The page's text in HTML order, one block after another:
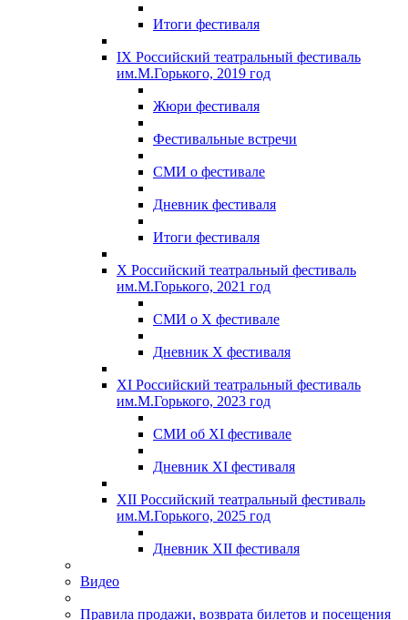
Итоги фестиваля
IX Российский театральный фестиваль
им.М.Горького, 2019 год
Жюри фестиваля
Фестивальные встречи
СМИ о фестивале
Дневник фестиваля
Итоги фестиваля
X Российский театральный фестиваль
им.М.Горького, 2021 год
СМИ о X фестивале
Дневник X фестиваля
XI Российский театральный фестиваль
им.М.Горького, 2023 год
СМИ об XI фестивале
Дневник XI фестиваля
XII Российский театральный фестиваль
им.М.Горького, 2025 год
Дневник XII фестиваля
Видео
Правила продажи, возврата билетов и посещения